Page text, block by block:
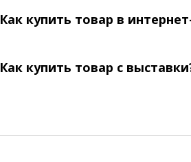
Как купить товар в
Как купить товар с